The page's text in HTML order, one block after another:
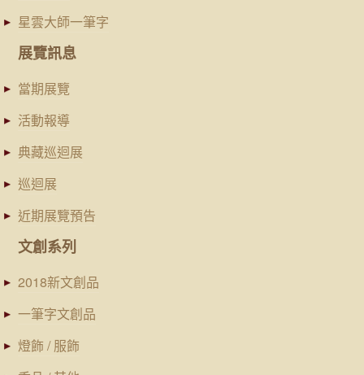
星雲大師一筆字
展覽訊息
當期展覽
活動報導
典藏巡迴展
巡迴展
近期展覽預告
文創系列
2018新文創品
一筆字文創品
燈飾 / 服飾